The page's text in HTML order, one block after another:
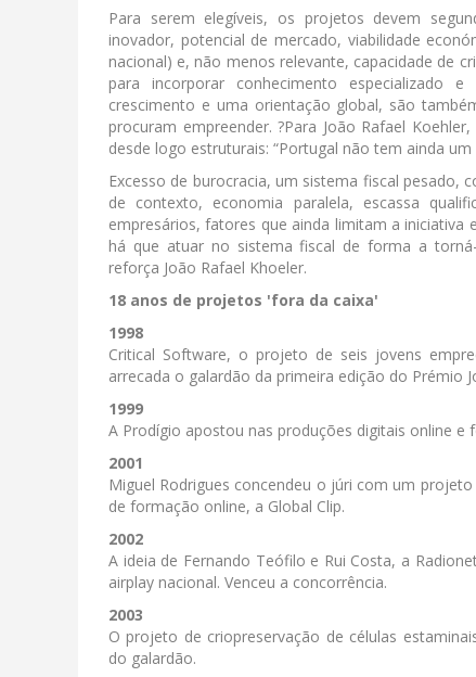
Para serem elegíveis, os projetos devem
inovador, potencial de mercado, viabilidade
nacional) e, não menos relevante, capacidade de
para incorporar conhecimento especializado
crescimento e uma orientação global, são
procuram empreender. ?Para João Rafael
desde logo estruturais: “Portugal não tem ainda
Excesso de burocracia, um sistema fiscal pesado,
de contexto, economia paralela, escassa
empresários, fatores que ainda limitam a iniciativa
há que atuar no sistema fiscal de forma a
reforça João Rafael Khoeler.
18 anos de projetos 'fora da caixa'
1998
Critical Software, o projeto de seis jovens
arrecada o galardão da primeira edição do Prémio
1999
A Prodígio apostou nas produções digitais online
2001
Miguel Rodrigues concendeu o júri com um
de formação online, a Global Clip.
2002
A ideia de Fernando Teófilo e Rui Costa, a
airplay nacional. Venceu a concorrência.
2003
O projeto de criopreservação de células
do galardão.